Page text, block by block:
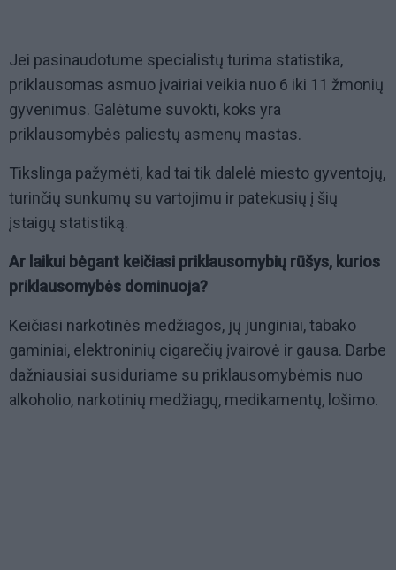
Jei pasinaudotume specialistų turima statistika,
priklausomas asmuo įvairiai veikia nuo 6 iki 11 žmonių
gyvenimus. Galėtume suvokti, koks yra
priklausomybės paliestų asmenų mastas.
Tikslinga pažymėti, kad tai tik dalelė miesto gyventojų,
turinčių sunkumų su vartojimu ir patekusių į šių
įstaigų statistiką.
Ar laikui bėgant keičiasi priklausomybių rūšys, kurios
priklausomybės dominuoja?
Keičiasi narkotinės medžiagos, jų junginiai, tabako
gaminiai, elektroninių cigarečių įvairovė ir gausa. Darbe
dažniausiai susiduriame su priklausomybėmis nuo
alkoholio, narkotinių medžiagų, medikamentų, lošimo.